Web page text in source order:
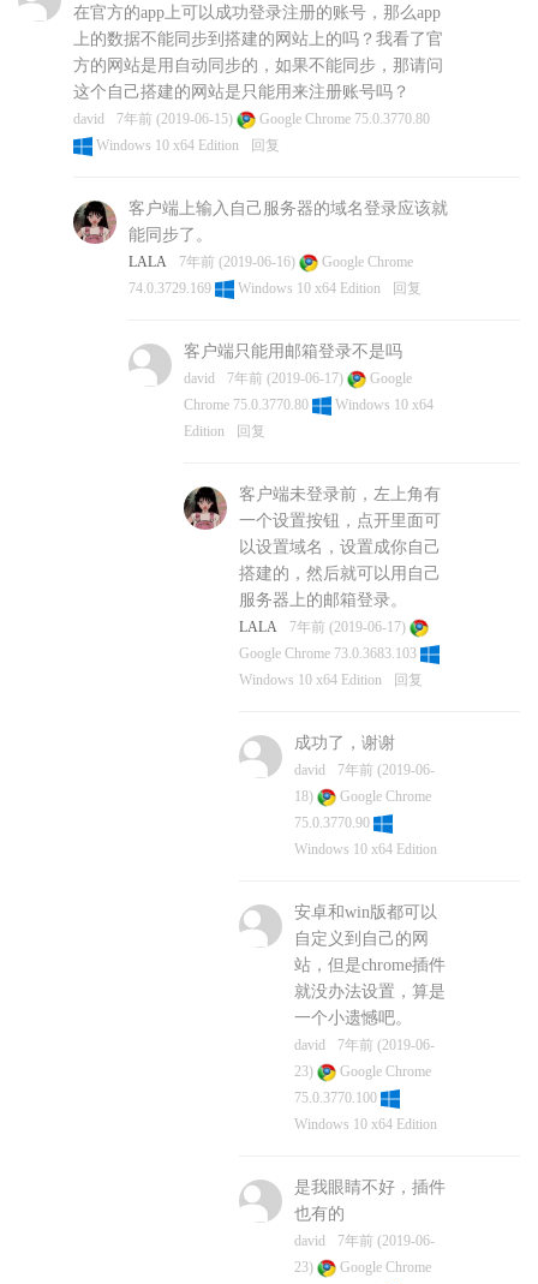
在官方的app上可以成功登录注册的账号，那么app
上的数据不能同步到搭建的网站上的吗？我看了官
方的网站是用自动同步的，如果不能同步，那请问
这个自己搭建的网站是只能用来注册账号吗？
david 7年前 (2019-06-15)
Google Chrome 75.0.3770.80
Windows 10 x64 Edition
回复
客户端上输入自己服务器的域名登录应该就
能同步了。
LALA 7年前 (2019-06-16)
Google Chrome
74.0.3729.169
Windows 10 x64 Edition 回复
客户端只能用邮箱登录不是吗
david 7年前 (2019-06-17)
Google
Chrome 75.0.3770.80
Windows 10 x64
Edition
回复
客户端未登录前，左上角有
一个设置按钮，点开里面可
以设置域名，设置成你自己
搭建的，然后就可以用自己
服务器上的邮箱登录。
LALA
7年前 (2019-06-17)
Google Chrome 73.0.3683.103
Windows 10 x64 Edition
回复
成功了，谢谢
david
7年前 (2019-06-
18)
Google Chrome
75.0.3770.90
Windows 10 x64 Edition
安卓和win版都可以
自定义到自己的网
站，但是chrome插件
就没办法设置，算是
一个小遗憾吧。
david
7年前 (2019-06-
23)
Google Chrome
75.0.3770.100
Windows 10 x64 Edition
是我眼睛不好，插件
也有的
david
7年前 (2019-06-
23)
Google Chrome